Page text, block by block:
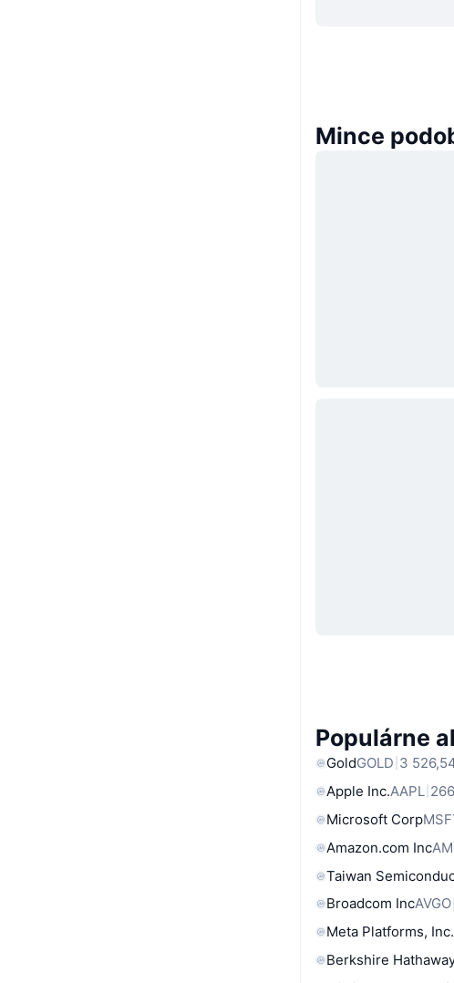
Mince
Populárne
GoldGOLD 3
Apple Inc.AAPL
Microsoft Corp
Amazon.com Inc
Taiwan
Broadcom IncAVGO
Meta Platforms, Inc.
Berkshire